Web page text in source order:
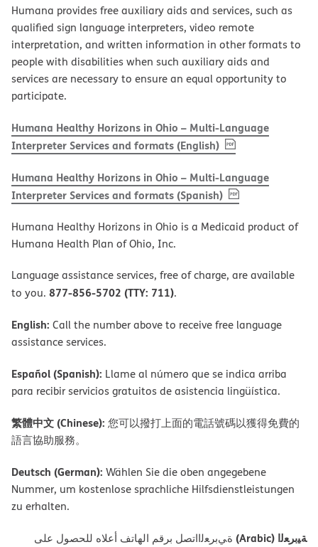
Humana provides free auxiliary aids and services, such as
qualified sign language interpreters, video remote
interpretation, and written information in other formats to
people with disabilities when such auxiliary aids and
services are necessary to ensure an equal opportunity to
participate.
Humana Healthy Horizons in Ohio – Multi-Language
Interpreter Services and formats (English), PDF(opens in new
Humana Healthy Horizons in Ohio – Multi-Language
Interpreter Services and formats (Spanish), PDF(opens in new
Humana Healthy Horizons in Ohio is a Medicaid product of
Humana Health Plan of Ohio, Inc.
Language assistance services, free of charge, are available
to you. 877-856-5702 (TTY: 711).
English: Call the number above to receive free language
assistance services.
Español (Spanish): Llame al número que se indica arriba
para recibir servicios gratuitos de asistencia lingüística.
繁體中文 (Chinese): 您可以撥打上面的電話號碼以獲得免費的
語言協助服務。
Deutsch (German): Wählen Sie die oben angegebene
Nummer, um kostenlose sprachliche Hilfsdienstleistungen
zu erhalten.
ﺔﯿﺑﺮﻌﻟا (Arabic)
ةﻲﺑﺮﻌﻟااﺗﺼﻞ ﺑﺮﻗﻢ اﻟﮭﺎﺗﻒ أﻋﻼه ﻟﻠﺤﺼﻮل ﻋﻠﻰ